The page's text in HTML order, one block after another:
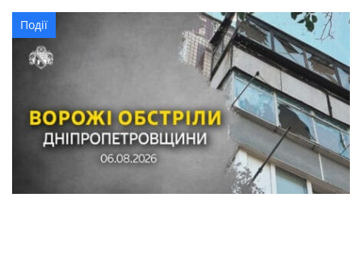
Події